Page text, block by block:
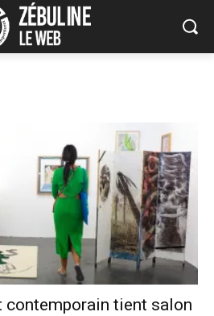
contemporain tient salon